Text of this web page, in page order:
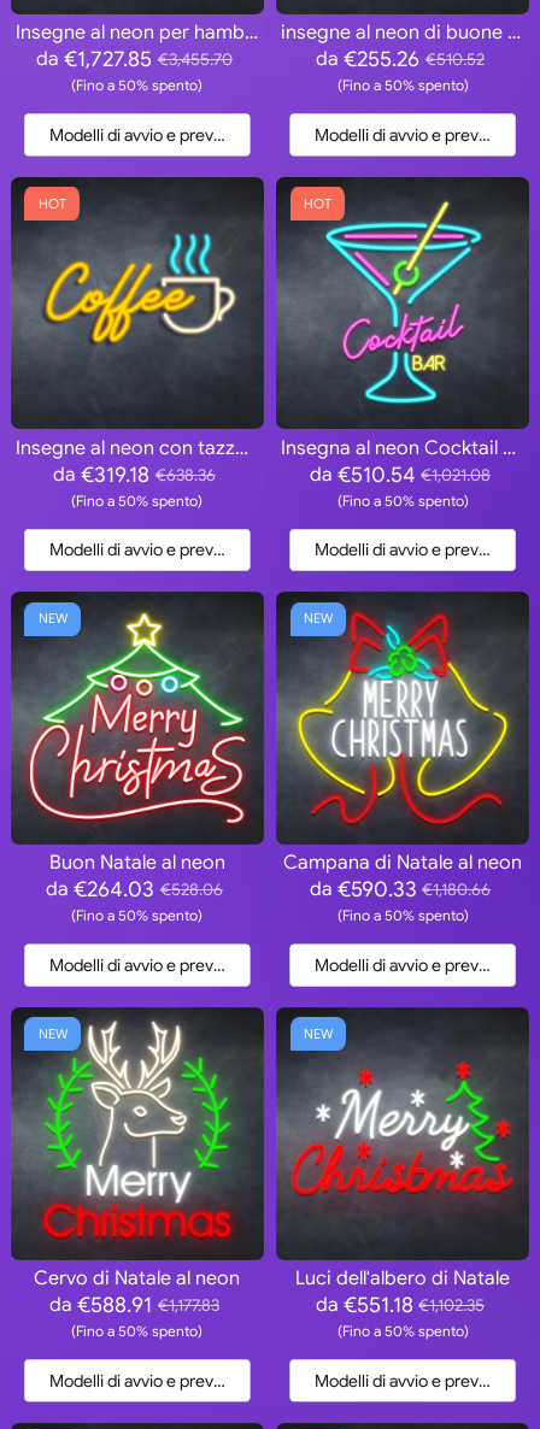
Insegne al neon per hamburger
da€1,727.85 €3,455.70
(Fino a 50% spento)
Modelli di avvio e preventivo
insegne al neon di buone vibrazioni
da€255.26 €510.52
(Fino a 50% spento)
Modelli di avvio e preventivo
HOT
Insegne al neon con tazze da caffè
da€319.18 €638.36
(Fino a 50% spento)
Modelli di avvio e preventivo
HOT
Insegna al neon Cocktail BAR
da €510.54 €1,021.08
(Fino a 50% spento)
Modelli di avvio e preventivo
NEW
Buon Natale al neon
da€264.03 €528.06
(Fino a 50% spento)
Modelli di avvio e preventivo
NEW
Campana di Natale al neon
da €590.33 €1,180.66
(Fino a 50% spento)
Modelli di avvio e preventivo
NEW
Cervo di Natale al neon
da€588.91 €1,177.83
(Fino a 50% spento)
Modelli di avvio e preventivo
NEW
Luci dell'albero di Natale
da €551.18 €1,102.35
(Fino a 50% spento)
Modelli di avvio e preventivo